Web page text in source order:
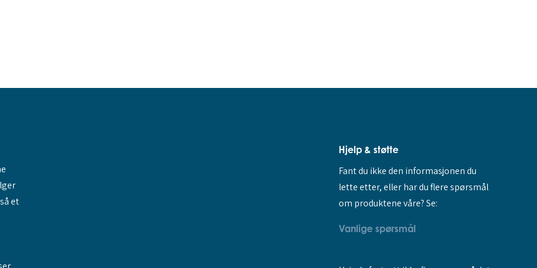
et
Hjelp & støtte
Fant du ikke den informasjonen du
lette etter, eller har du flere spørsmål
om produktene våre? Se:
Vanlige spørsmål